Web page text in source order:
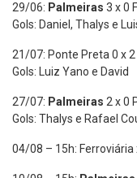
29/06: Palmeiras 3 x 0
Gols: Daniel, Thalys e
21/07: Ponte Preta 0 x 2
Gols: Luiz Yano e David
27/07: Palmeiras 2 x 0
Gols: Thalys e Rafael
04/08 – 15h: Ferroviária